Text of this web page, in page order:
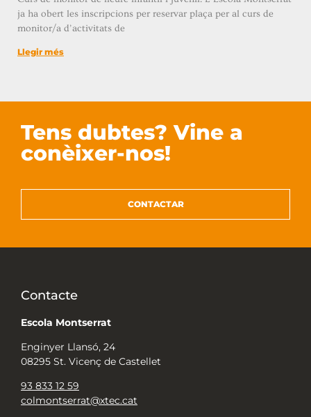
ja ha obert les inscripcions per reservar plaça per al curs de
monitor/a d’activitats de
Llegir més
Tens dubtes? Vine a
conèixer-nos!
CONTACTAR
Contacte
Escola Montserrat
Enginyer Llansó, 24
08295 St. Vicenç de Castellet
93 833 12 59
colmontserrat@xtec.cat